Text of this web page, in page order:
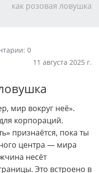
как розовая ловушка
0
11 августа 2025 г.
мир вокруг неё».
корпораций.
признаётся, пока ты
центра — мира
несёт
Это встроено в